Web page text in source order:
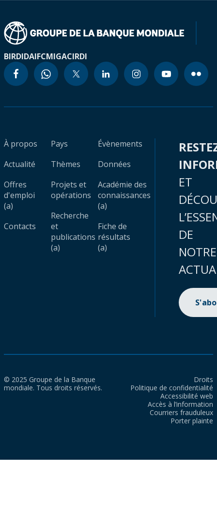
BIRDIDAIFCMIGACIRDI
À propos
Actualité
Offres
d'emploi
(a)
Contacts
Pays
Thèmes
Projets et
opérations
Recherche
et
publications
(a)
Évènements
Données
Académie des
connaissances
(a)
Fiche de
résultats
(a)
ET
DE
NOTRE
© 2025 Groupe de la Banque
mondiale. Tous droits réservés.
Droits
Politique de confidentialité
Accessibilité web
Accès à l’information
Courriers frauduleux
Porter plainte